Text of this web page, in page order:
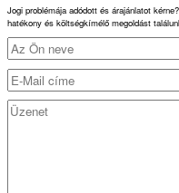
Jogi problémája adódott és árajánlatot
hatékony és költségkímélő megoldást